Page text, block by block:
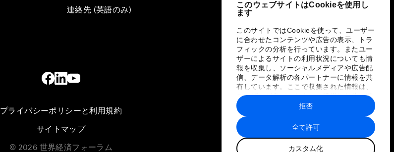
このウェブサイトはCookieを使用し
ます
このサイトではCookieを使って、ユーザー
に合わせたコンテンツや広告の表示、トラ
フィックの分析を行っています。またユー
ザーによるサイトの利用状況についても情
報を収集し、ソーシャルメディアや広告配
信、データ解析の各パートナーに情報を共
有しています。ここで収集された情報は、
ユーザーが各パートナーに提供した他の情
報や各パートナーのサービスを使用した際
に収集された情報と組み合わされ、各パー
トナーによって使用されることがありま
す。
全て許可
カスタム化
拒否
連絡先 (英語のみ)
プライバシーポリシーと利用規約
サイトマップ
© 2026 世界経済フォーラム